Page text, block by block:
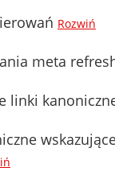
Rozwiń
meta
linki